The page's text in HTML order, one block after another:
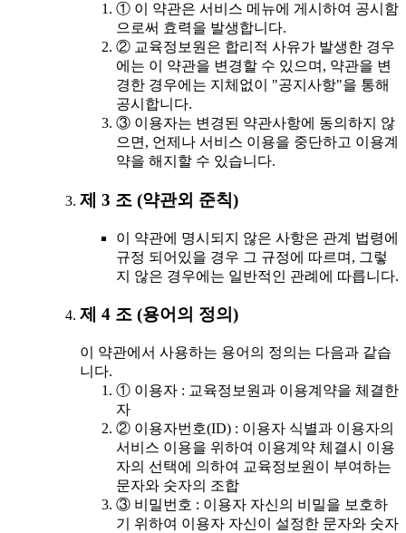
① 이 약관은 서비스 메뉴에 게시하여 공시함
으로써 효력을 발생합니다.
② 교육정보원은 합리적 사유가 발생한 경우
에는 이 약관을 변경할 수 있으며, 약관을 변
경한 경우에는 지체없이 "공지사항"을 통해
공시합니다.
③ 이용자는 변경된 약관사항에 동의하지 않
으면, 언제나 서비스 이용을 중단하고 이용계
약을 해지할 수 있습니다.
제 3 조 (약관외 준칙)
이 약관에 명시되지 않은 사항은 관계 법령에
규정 되어있을 경우 그 규정에 따르며, 그렇
지 않은 경우에는 일반적인 관례에 따릅니다.
제 4 조 (용어의 정의)
이 약관에서 사용하는 용어의 정의는 다음과 같습
니다.
① 이용자 : 교육정보원과 이용계약을 체결한
자
② 이용자번호(ID) : 이용자 식별과 이용자의
서비스 이용을 위하여 이용계약 체결시 이용
자의 선택에 의하여 교육정보원이 부여하는
문자와 숫자의 조합
③ 비밀번호 : 이용자 자신의 비밀을 보호하
기 위하여 이용자 자신이 설정한 문자와 숫자